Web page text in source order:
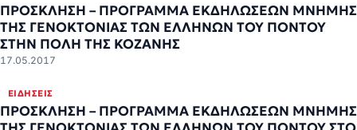
ΠΡΟΣΚΛΗΣΗ – ΠΡΟΓΡΑΜΜΑ ΕΚΔΗΛΩΣΕΩΝ ΜΝΗΜΗΣ
ΤΗΣ ΓΕΝΟΚΤΟΝΙΑΣ ΤΩΝ ΕΛΛΗΝΩΝ ΤΟΥ ΠΟΝΤΟΥ
ΣΤΗΝ ΠΟΛΗ ΤΗΣ ΚΟΖΑΝΗΣ
17.05.2017
ΕΙΔΉΣΕΙΣ
ΠΡΟΣΚΛΗΣΗ – ΠΡΟΓΡΑΜΜΑ ΕΚΔΗΛΩΣΕΩΝ ΜΝΗΜΗΣ